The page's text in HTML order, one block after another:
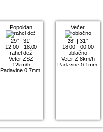
Popoldan
29° |31°
12:00 - 18:00
rahel dež
Veter ZSZ
12km/h
Padavine 0.7mm.
Večer
28° |31°
18:00 - 00:00
oblačno
Veter Z 8km/h
Padavine 0.1mm.